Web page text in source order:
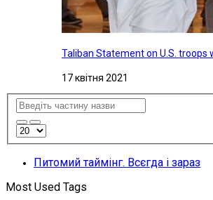
Taliban Statement on U.S.
17 квітня 2021
Питомий таймінг. Всєгда і зараз
Most Used Tags